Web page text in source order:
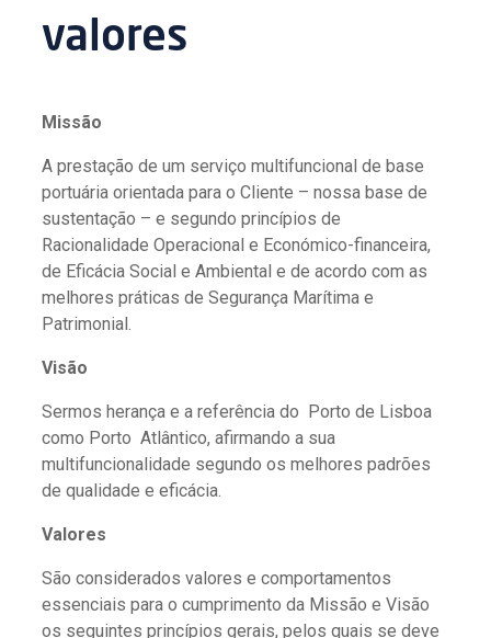
valores
Missão
A prestação de um serviço multifuncional de base
portuária orientada para o Cliente – nossa base de
sustentação – e segundo princípios de
Racionalidade Operacional e Económico-financeira,
de Eficácia Social e Ambiental e de acordo com as
melhores práticas de Segurança Marítima e
Patrimonial.
Visão
Sermos herança e a referência do Porto de Lisboa
como Porto Atlântico, afirmando a sua
multifuncionalidade segundo os melhores padrões
de qualidade e eficácia.
Valores
São considerados valores e comportamentos
essenciais para o cumprimento da Missão e Visão
os seguintes princípios gerais, pelos quais se deve